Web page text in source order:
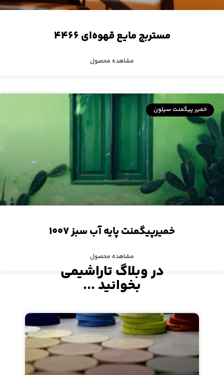
مستربچ مایع قهوه‌ای ۴۴۶۶
مشاهده محصول
خمیر پیگمنت سیلون
خمیرپیگمنت پایه آب سبز ۱۰۰۷
مشاهده محصول
در وبلاگ تاراشیمی
بخوانید ...